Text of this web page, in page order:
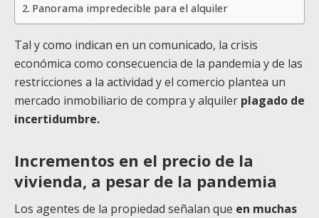
Panorama impredecible para el alquiler
Tal y como indican en un comunicado, la crisis
económica como consecuencia de la pandemia y de las
restricciones a la actividad y el comercio plantea un
mercado inmobiliario de compra y alquiler plagado de
incertidumbre.
Incrementos en el precio de la
vivienda, a pesar de la pandemia
Los agentes de la propiedad señalan que en muchas